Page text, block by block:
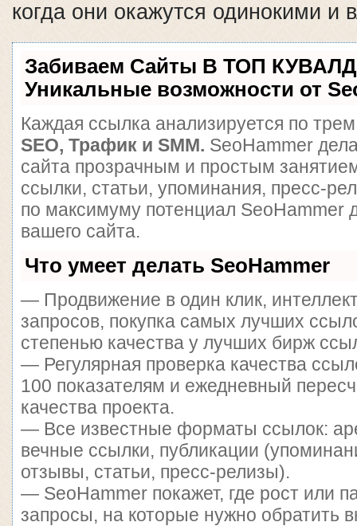
когда они окажутся одинокими и
Забиваем Сайты В ТОП
Уникальные возможности от
Каждая ссылка анализируется по
SEO, Трафик и SMM. SeoHammer
сайта прозрачным и простым
ссылки, статьи, упоминания, пресс-
по максимуму потенциал SeoHammer
вашего сайта.
Что умеет делать SeoHammer
— Продвижение в один клик,
запросов, покупка самых лучших
степенью качества у лучших бирж
— Регулярная проверка качества
100 показателям и ежедневный
качества проекта.
— Все известные форматы ссылок:
вечные ссылки, публикации
отзывы, статьи, пресс-релизы).
— SeoHammer покажет, где рост или
запросы, на которые нужно обратить